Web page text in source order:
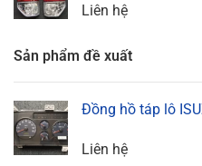
Liên hệ
Sản phẩm đề xuất
Đồng hồ táp lô
Liên hệ